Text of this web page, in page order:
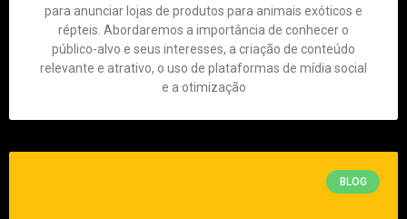
para anunciar lojas de produtos para animais exóticos e
répteis. Abordaremos a importância de conhecer o
público-alvo e seus interesses, a criação de conteúdo
relevante e atrativo, o uso de plataformas de mídia social
e a otimização
BLOG